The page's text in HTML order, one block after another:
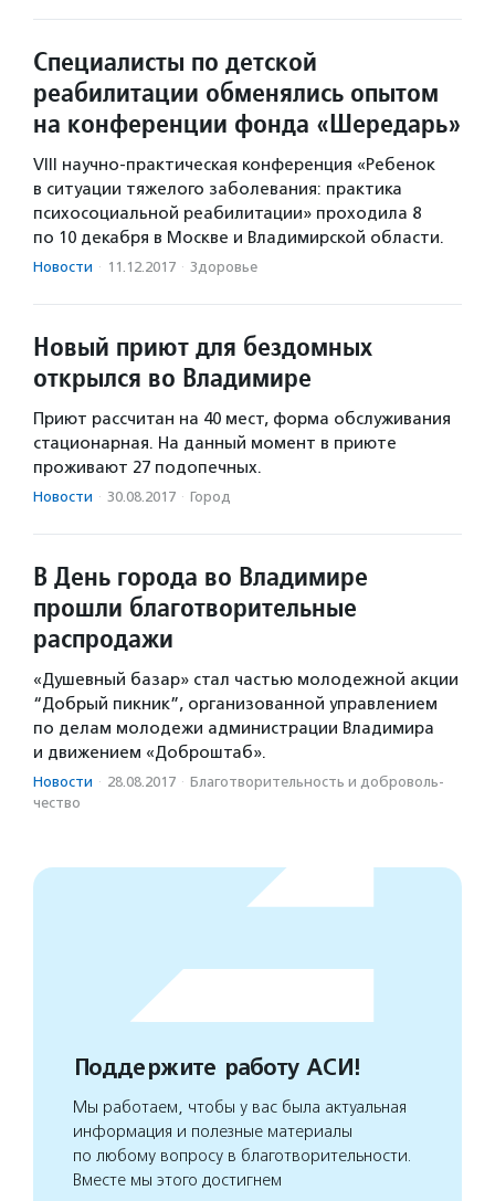
Специалисты по детской
реабилитации обменялись опытом
на конференции фонда «Шередарь»
VIII научно-практическая конференция «Ребенок
в ситуации тяжелого заболевания: практика
психосоциальной реабилитации» проходила 8
по 10 декабря в Москве и Владимирской области.
Новости · 11.12.2017 · Здоровье
Новый приют для бездомных
открылся во Владимире
Приют рассчитан на 40 мест, форма обслуживания
стационарная. На данный момент в приюте
проживают 27 подопечных.
Новости · 30.08.2017 · Город
В День города во Владимире
прошли благотворительные
распродажи
«Душевный базар» стал частью молодежной акции
“Добрый пикник”, организованной управлением
по делам молодежи администрации Владимира
и движением «Доброштаб».
Новости · 28.08.2017 · Благотвори­тель­ность и доброволь­
чест­во
Поддержите работу АСИ!
Мы работаем, чтобы у вас была актуальная
информация и полезные материалы
по любому вопросу в благотворительности.
Вместе мы этого достигнем